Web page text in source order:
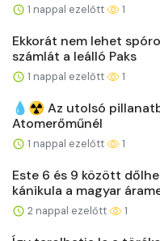
1 nappal ezelőtt 1
Ekkorát nem lehet
számlát a leálló Paks
1 nappal ezelőtt 1
💧☢️ Az utolsó
Atomerőműnél
1 nappal ezelőtt 1
Este 6 és 9 között
kánikula a magyar
2 nappal ezelőtt 1